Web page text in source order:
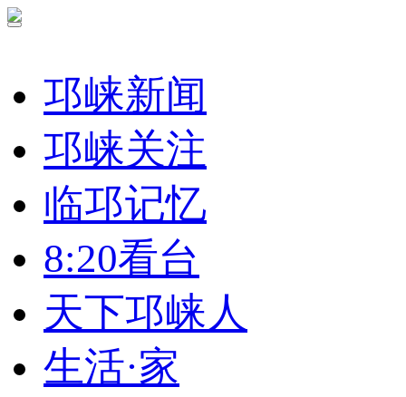
邛崃新闻
邛崃关注
临邛记忆
8:20看台
天下邛崃人
生活·家